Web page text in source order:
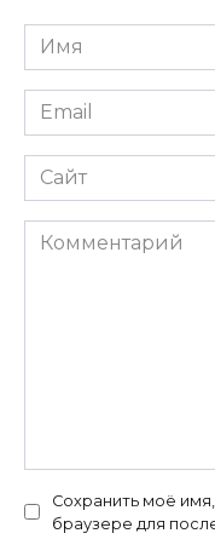
Имя
*
Email
*
Сайт
Комментарий
Сохранить моё
браузере для